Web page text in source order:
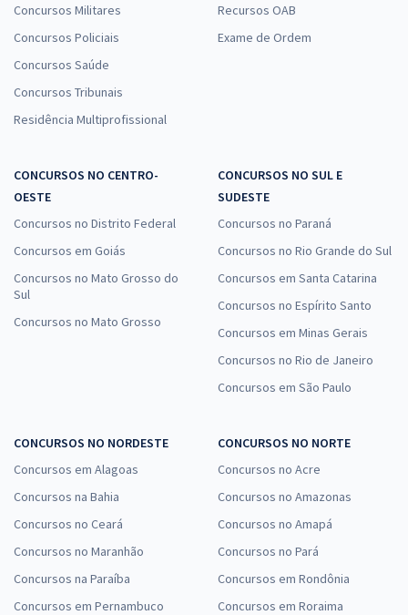
Concursos Militares
Concursos Policiais
Concursos Saúde
Concursos Tribunais
Residência Multiprofissional
Recursos OAB
Exame de Ordem
CONCURSOS NO CENTRO-
OESTE
Concursos no Distrito Federal
Concursos em Goiás
Concursos no Mato Grosso do
Sul
Concursos no Mato Grosso
CONCURSOS NO SUL E
SUDESTE
Concursos no Paraná
Concursos no Rio Grande do Sul
Concursos em Santa Catarina
Concursos no Espírito Santo
Concursos em Minas Gerais
Concursos no Rio de Janeiro
Concursos em São Paulo
CONCURSOS NO NORDESTE
Concursos em Alagoas
Concursos na Bahia
Concursos no Ceará
Concursos no Maranhão
Concursos na Paraíba
Concursos em Pernambuco
CONCURSOS NO NORTE
Concursos no Acre
Concursos no Amazonas
Concursos no Amapá
Concursos no Pará
Concursos em Rondônia
Concursos em Roraima